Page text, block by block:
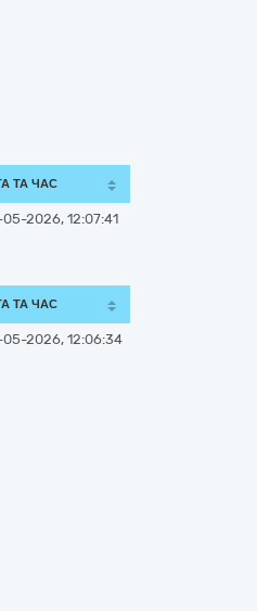
ТА ЧАС
2026, 12:07:41
ТА ЧАС
2026, 12:06:34